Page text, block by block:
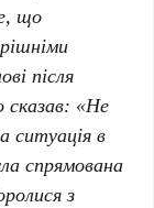
що
після
сказав: «Не
ситуація в
спрямована
з